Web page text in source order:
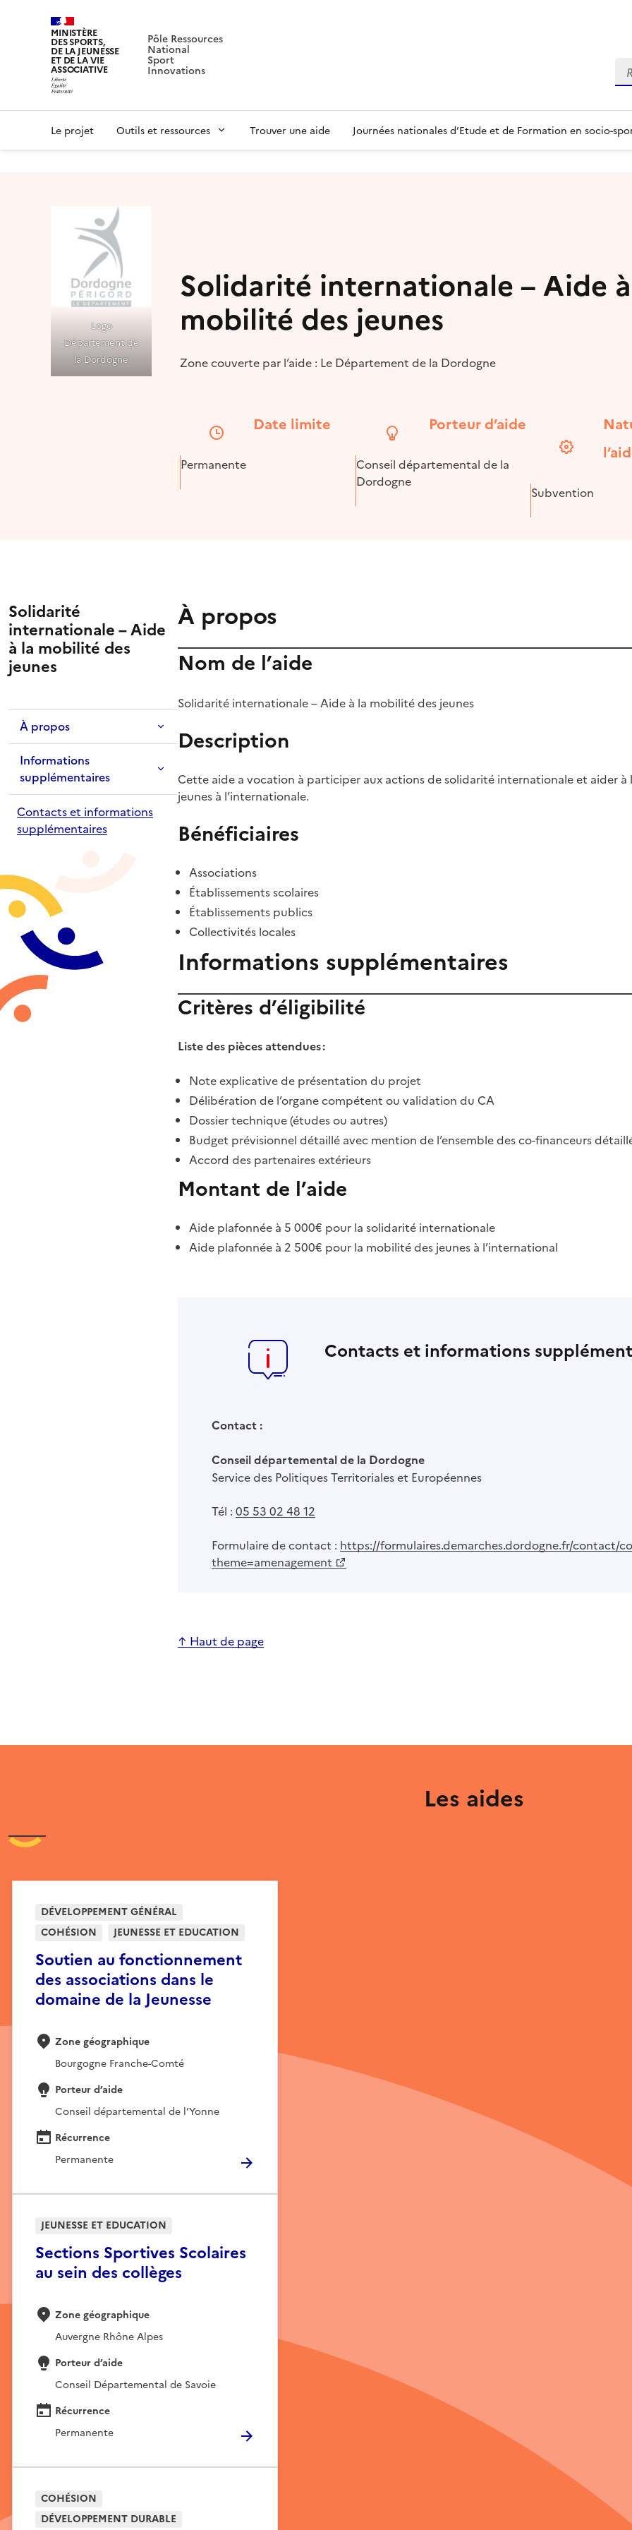
MINISTÈRE
DES SPORTS,
DE LA JEUNESSE
ET DE LA VIE
ASSOCIATIVE
Pôle Ressources
National
Sport
Innovations
Le projet Outils et ressources Trouver une aide Journées nationales d’Etude et de Formation en socio-
Logo
Département de
la Dordogne
Solidarité internationale – Aide
mobilité des jeunes
Zone couverte par l’aide : Le Département de la Dordogne
Date limite
Permanente
Porteur d’aide
Conseil départemental de la
Dordogne
Subvention
Solidarité
internationale – Aide
à la mobilité des
jeunes
À propos
Informations
supplémentaires
Contacts et informations
supplémentaires
À propos
Nom de l’aide
Solidarité internationale – Aide à la mobilité des jeunes
Description
Cette aide a vocation à participer aux actions de solidarité internationale et aider à
jeunes à l’internationale.
Bénéficiaires
Associations
Établissements scolaires
Établissements publics
Collectivités locales
Informations supplémentaires
Critères d’éligibilité
Liste des pièces attendues :
Note explicative de présentation du projet
Délibération de l’organe compétent ou validation du CA
Dossier technique (études ou autres)
Budget prévisionnel détaillé avec mention de l’ensemble des co-financeurs
Accord des partenaires extérieurs
Montant de l’aide
Aide plafonnée à 5 000€ pour la solidarité internationale
Aide plafonnée à 2 500€ pour la mobilité des jeunes à l’international
Contacts et informations
Contact :
Conseil départemental de la Dordogne
Service des Politiques Territoriales et Européennes
Tél : 05 53 02 48 12
Formulaire de contact : https://formulaires.demarches.dordogne.fr/contact/
theme=amenagement
↑ Haut de page
Les aides
Soutien au fonctionnement
des associations dans le
domaine de la Jeunesse
DÉVELOPPEMENT GÉNÉRAL
COHÉSION
JEUNESSE ET EDUCATION
Zone géographique
Bourgogne Franche-Comté
Porteur d’aide
Conseil départemental de l’Yonne
Récurrence
Permanente
Sections Sportives Scolaires
au sein des collèges
JEUNESSE ET EDUCATION
Zone géographique
Auvergne Rhône Alpes
Porteur d’aide
Conseil Départemental de Savoie
Récurrence
Permanente
COHÉSION
DÉVELOPPEMENT DURABLE